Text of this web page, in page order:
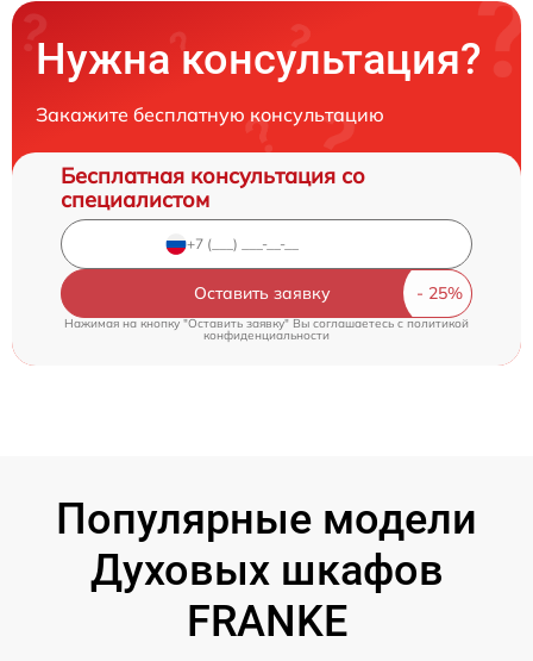
Нужна консультация?
Закажите бесплатную консультацию
Бесплатная консультация со
специалистом
Оставить заявку
Нажимая на кнопку "Оставить заявку" Вы соглашаетесь cполитикой
конфиденциальности
Популярные модели
Духовых шкафов
FRANKE